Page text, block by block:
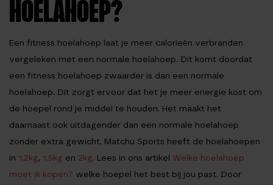
HOELAHOEP?
Een fitness hoelahoep laat je meer calorieën verbranden
vergeleken met een normale hoelahoep. Dit komt doordat
een fitness hoelahoep zwaarder is dan een normale
hoelahoep. Dit zorgt ervoor dat het je meer energie kost om
de hoepel rond je middel te houden. Het maakt het
daarnaast ook uitdagender dan een normale hoelahoep
zonder extra gewicht. Matchu Sports heeft de hoelahoepen
in 1.2kg, 1.5kg en 2kg. Lees in ons artikel Welke hoelahoep
moet ik kopen? welke hoepel het best bij jou past. Door